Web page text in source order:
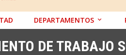
DEPARTAMENTOS
DE TRABAJO